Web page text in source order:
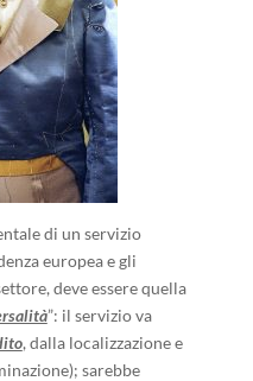
di un servizio
europea e gli
deve essere quella
”: il servizio va
, dalla localizzazione e
sarebbe